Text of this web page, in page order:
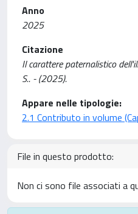
Anno
2025
Citazione
Il carattere paternalistico
S.. - (2025).
Appare nelle tipologie:
2.1 Contributo in volume
File in questo prodotto:
Non ci sono file associati a